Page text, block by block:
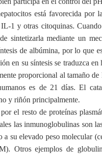
está favorecida por
1 y otras citoquinas.
sintetizarla mediante un
de albúmina, por lo que
en su síntesis se traduzca
proporcional al tamaño de
es de 21 días. El
y riñón principalmente.
el resto de proteínas
las inmunoglobulinas son
su elevado peso molecular
Otros ejemplos de